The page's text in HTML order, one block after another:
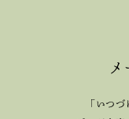
「いつ